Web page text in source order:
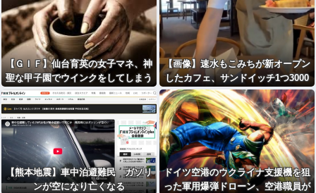
【ＧＩＦ】仙台育英の女子マネ、神
聖な甲子園でウインクをしてしまう
ｗｗｗ
【画像】速水もこみちが新オープン
したカフェ、サンドイッチ1つ3000
円wwwwwwwwwwwwwwwwwww
wwwwwww
【熊本地震】車中泊避難民 ガソリ
ンが空になり亡くなる
ドイツ空港のウクライナ支援機を狙
った軍用爆弾ドローン、空港職員が